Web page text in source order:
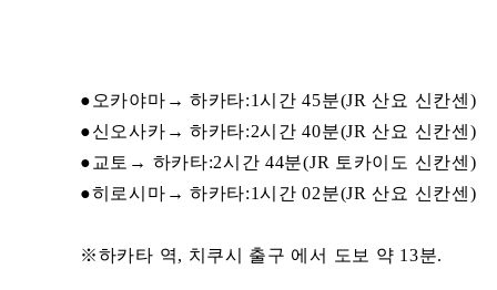
●오카야마→ 하카타:1시간 45분(JR 산요 신칸센)
●신오사카→ 하카타:2시간 40분(JR 산요 신칸센)
●교토→ 하카타:2시간 44분(JR 토카이도 신칸센)
●히로시마→ 하카타:1시간 02분(JR 산요 신칸센)
※하카타 역, 치쿠시 출구 에서 도보 약 13분.